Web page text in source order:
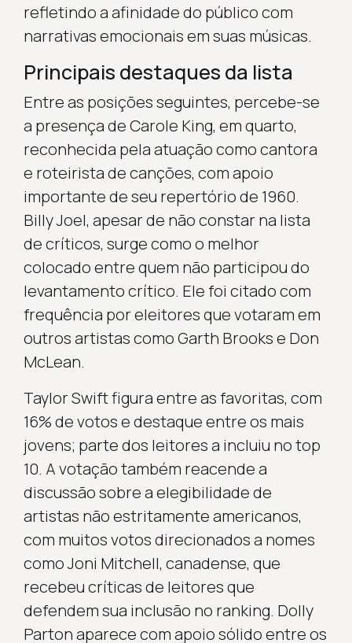
refletindo a afinidade do público com
narrativas emocionais em suas músicas.
Principais destaques da lista
Entre as posições seguintes, percebe-se
a presença de Carole King, em quarto,
reconhecida pela atuação como cantora
e roteirista de canções, com apoio
importante de seu repertório de 1960.
Billy Joel, apesar de não constar na lista
de críticos, surge como o melhor
colocado entre quem não participou do
levantamento crítico. Ele foi citado com
frequência por eleitores que votaram em
outros artistas como Garth Brooks e Don
McLean.
Taylor Swift figura entre as favoritas, com
16% de votos e destaque entre os mais
jovens; parte dos leitores a incluiu no top
10. A votação também reacende a
discussão sobre a elegibilidade de
artistas não estritamente americanos,
com muitos votos direcionados a nomes
como Joni Mitchell, canadense, que
recebeu críticas de leitores que
defendem sua inclusão no ranking. Dolly
Parton aparece com apoio sólido entre os